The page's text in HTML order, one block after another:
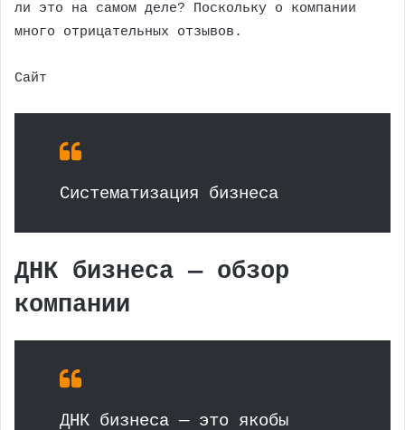
ли это на самом деле? Поскольку о компании
много отрицательных отзывов.
Сайт
Систематизация бизнеса
ДНК бизнеса — обзор
компании
ДНК бизнеса — это якобы